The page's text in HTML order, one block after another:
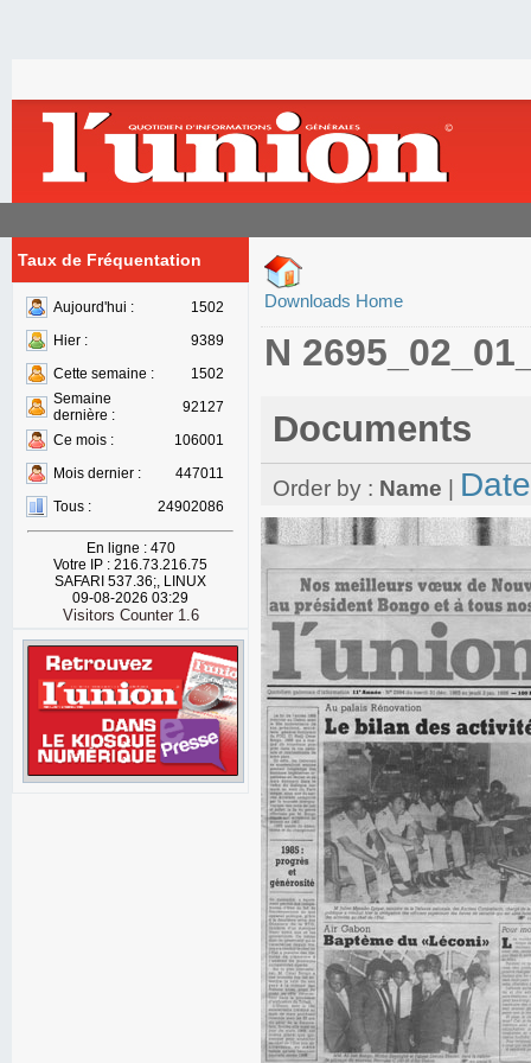
Taux de Fréquentation
Aujourd'hui :
1502
Hier :
9389
Cette semaine :
1502
Semaine
dernière :
92127
Ce mois :
106001
Mois dernier :
447011
Tous :
24902086
En ligne : 470
Votre IP : 216.73.216.75
SAFARI 537.36;, LINUX
09-08-2026 03:29
Visitors Counter 1.6
Downloads Home
N
Documents
Order by : Name Date